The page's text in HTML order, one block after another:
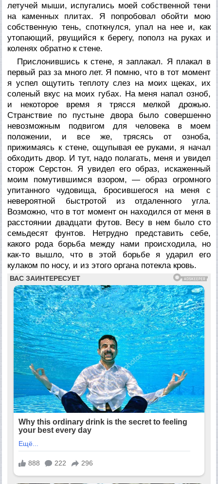
летучей мыши, испугались моей собственной тени
на каменных плитах. Я попробовал обойти мою
собственную тень, споткнулся, упал на нее и, как
утопающий, рвущийся к берегу, пополз на руках и
коленях обратно к стене.
Прислонившись к стене, я заплакал. Я плакал в
первый раз за много лет. Я помню, что в тот момент
я успел ощутить теплоту слез на моих щеках, их
соленый вкус на моих губах. На меня напал озноб,
и некоторое время я трясся мелкой дрожью.
Странствие по пустыне двора было совершенно
невозможным подвигом для человека в моем
положении, и все же, трясясь от озноба,
прижимаясь к стене, ощупывая ее руками, я начал
обходить двор. И тут, надо полагать, меня и увидел
сторож Серстон. Я увидел его образ, искаженный
моим помутившимся взором, — образ огромного
упитанного чудовища, бросившегося на меня с
невероятной быстротой из отдаленного угла.
Возможно, что в тот момент он находился от меня в
расстоянии двадцати футов. Весу в нем было сто
семьдесят фунтов. Нетрудно представить себе,
какого рода борьба между нами происходила, но
как-то вышло, что в этой борьбе я ударил его
кулаком по носу, и из этого органа потекла кровь.